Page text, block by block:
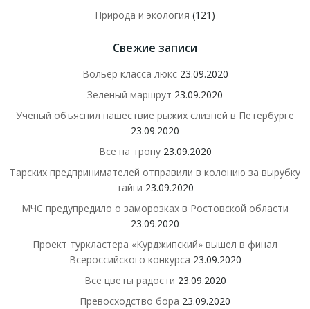
Природа и экология (121)
Свежие записи
Вольер класса люкс 23.09.2020
Зеленый маршрут 23.09.2020
Ученый объяснил нашествие рыжих слизней в Петербурге
23.09.2020
Все на тропу 23.09.2020
Тарских предпринимателей отправили в колонию за вырубку
тайги 23.09.2020
МЧС предупредило о заморозках в Ростовской области
23.09.2020
Проект туркластера «Курджипский» вышел в финал
Всероссийского конкурса 23.09.2020
Все цветы радости 23.09.2020
Превосходство бора 23.09.2020